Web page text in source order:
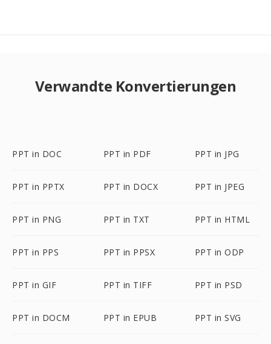
Verwandte Konvertierungen
PPT in DOC PPT in PDF PPT in JPG
PPT in PPTX PPT in DOCX PPT in JPEG
PPT in PNG PPT in TXT PPT in HTML
PPT in PPS PPT in PPSX PPT in ODP
PPT in GIF PPT in TIFF PPT in PSD
PPT in DOCM PPT in EPUB PPT in SVG